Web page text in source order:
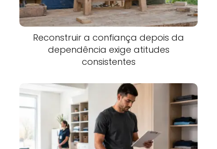
Reconstruir a confiança depois da
dependência exige atitudes
consistentes